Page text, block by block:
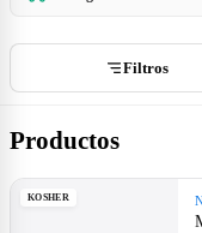
Filtros
Productos
KOSHER